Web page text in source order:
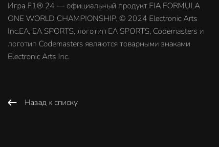
Игра F1® 24 — официальный продукт FIA FORMULA
ONE WORLD CHAMPIONSHIP. ©️ 2024 Electronic Arts
Inc.EA, EA SPORTS, логотип EA SPORTS, Codemasters и
логотип Codemasters являются товарными знаками
Electronic Arts Inc.
Назад к списку